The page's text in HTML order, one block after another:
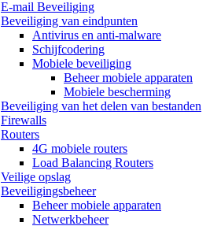
E-mail Beveiliging
Beveiliging van eindpunten
Antivirus en anti-malware
Schijfcodering
Mobiele beveiliging
Beheer mobiele apparaten
Mobiele bescherming
Beveiliging van het delen van bestanden
Firewalls
Routers
4G mobiele routers
Load Balancing Routers
Veilige opslag
Beveiligingsbeheer
Beheer mobiele apparaten
Netwerkbeheer